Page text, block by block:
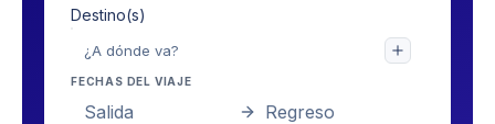
Destino(s)
FECHAS DEL VIAJE
Salida Regreso